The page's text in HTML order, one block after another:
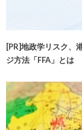
[PR]地政学リスク、
ジ方法「FFA」とは